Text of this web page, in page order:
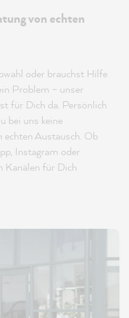
von echten
oder brauchst Hilfe
Problem – unser
für Dich da. Persönlich
bei uns keine
Austausch. Ob
Instagram oder
Kanälen für Dich